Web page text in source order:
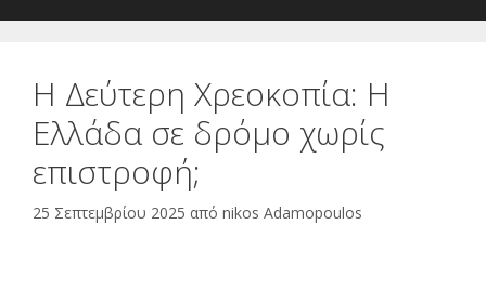
Η Δεύτερη Χρεοκοπία: Η
Ελλάδα σε δρόμο χωρίς
επιστροφή;
25 Σεπτεμβρίου 2025 από nikos Adamopoulos